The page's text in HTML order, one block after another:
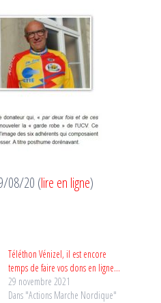
08/20 (lire en ligne)
Téléthon Vénizel, il est encore
temps de faire vos dons en ligne…
29 novembre 2021
Dans "Actions Marche Nordique"